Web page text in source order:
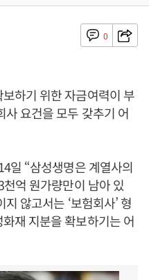
0
하기 위한 자금여력이 부
요건을 모두 갖추기 어
일 “삼성생명은 계열사의
억 원가량만이 남아 있
않고서는 ‘보험회사’ 형
재 지분을 확보하기는 어